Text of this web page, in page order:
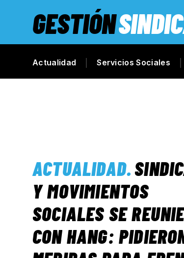
GESTIÓN
Actualidad Servicios Sociales
ACTUALIDAD.
Y MOVIMIENTOS
SOCIALES SE
CON HANG: